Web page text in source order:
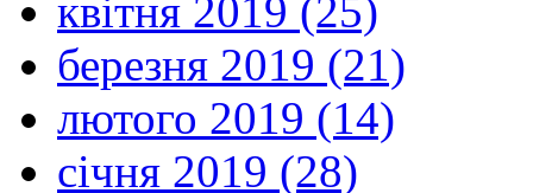
квітня 2019 (25)
березня 2019 (21)
лютого 2019 (14)
січня 2019 (28)